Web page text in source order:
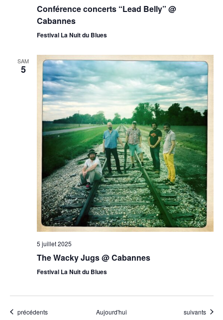
Conférence concerts “Lead Belly” @
Cabannes
Festival La Nuit du Blues
SAM
5
5 juillet 2025
The Wacky Jugs @ Cabannes
Festival La Nuit du Blues
Évènements
précédents Aujourd'hui Évènements
suivants